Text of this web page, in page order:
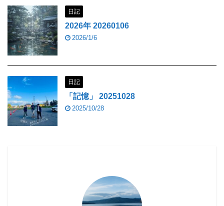
日記
2026年 20260106
2026/1/6
日記
「記憶」 20251028
2025/10/28